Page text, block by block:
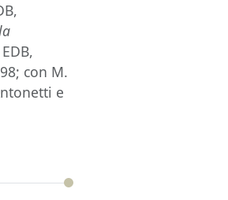
EDB,
con M.
e